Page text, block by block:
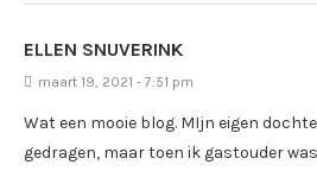
ELLEN SNUVERINK
maart 19, 2021 - 7:51 pm
Wat een mooie blog. MIjn eigen
gedragen, maar toen ik gastouder